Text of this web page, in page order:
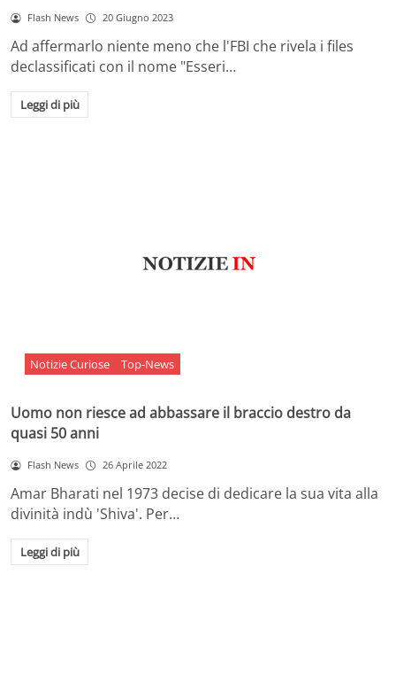
Flash News 20 Giugno 2023
Ad affermarlo niente meno che l'FBI che rivela i files
declassificati con il nome "Esseri…
Leggi di più
Notizie Curiose Top-News
Uomo non riesce ad abbassare il braccio destro da
quasi 50 anni
Flash News 26 Aprile 2022
Amar Bharati nel 1973 decise di dedicare la sua vita alla
divinità indù 'Shiva'. Per…
Leggi di più